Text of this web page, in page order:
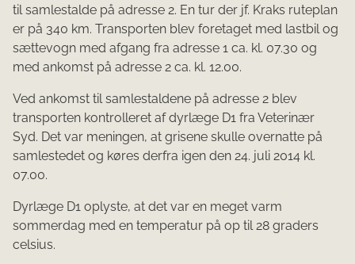
til samlestalde på adresse 2. En tur der jf. Kraks ruteplan
er på 340 km. Transporten blev foretaget med lastbil og
sættevogn med afgang fra adresse 1 ca. kl. 07.30 og
med ankomst på adresse 2 ca. kl. 12.00.
Ved ankomst til samlestaldene på adresse 2 blev
transporten kontrolleret af dyrlæge D1 fra Veterinær
Syd. Det var meningen, at grisene skulle overnatte på
samlestedet og køres derfra igen den 24. juli 2014 kl.
07.00.
Dyrlæge D1 oplyste, at det var en meget varm
sommerdag med en temperatur på op til 28 graders
celsius.